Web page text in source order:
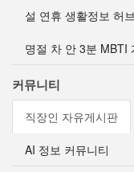
설 연휴 생활정보 허브
명절 차 안 3분 MBTI
커뮤니티
직장인 자유게시판
AI 정보 커뮤니티